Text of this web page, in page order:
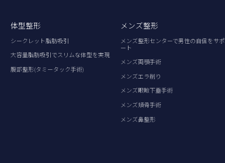
体型整形
シークレット脂肪吸引
大容量脂肪吸引でスリムな体型を実現
腹部整形(タミータック手術)
メンズ整形
メンズ整形センターで男性の自信をサポ
ート
メンズ両顎手術
メンズエラ削り
メンズ眼瞼下垂手術
メンズ頬骨手術
メンズ鼻整形